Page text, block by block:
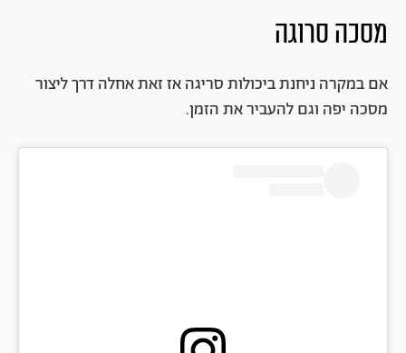
מסכה סרוגה
אם במקרה ניחנת ביכולות סריגה אז זאת אחלה דרך ליצור
מסכה יפה וגם להעביר את הזמן.